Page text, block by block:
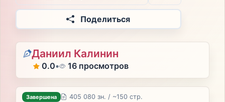
Поделиться
Даниил Калинин
0.0• 16 просмотров
Завершена
405 080 зн. / ~150 стр.